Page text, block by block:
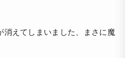
消えてしまいました、まさに魔